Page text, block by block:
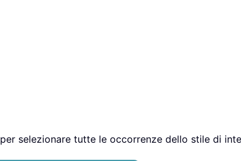
per selezionare tutte le occorrenze dello stile di